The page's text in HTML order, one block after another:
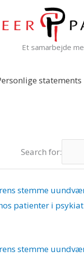
Et samarbejde
statements
Search for:
stemme
patienter i
stemme